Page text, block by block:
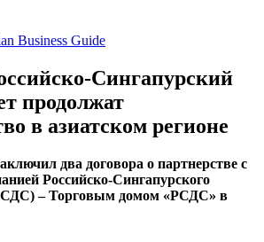
Business Guide
Сингапурский
продолжат
в азиатском регионе
два договора о партнерстве с
Российско-Сингапурского
– Торговым домом «РСДС» в